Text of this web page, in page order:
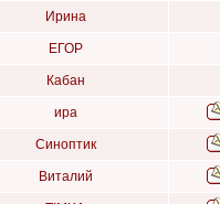
Ирина
ЕГОР
Кабан
ира
Синоптик
Виталий